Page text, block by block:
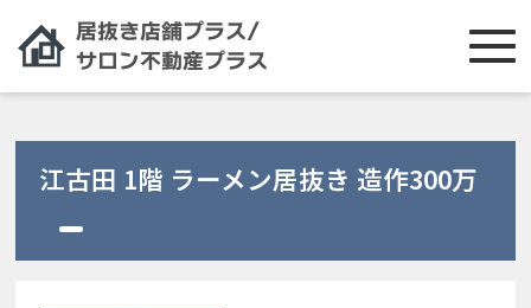
江古田 1階 ラーメン居抜き 造作300万